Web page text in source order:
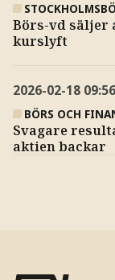
Börs-vd säljer
kurslyft
2026-02-18 09:56
BÖRS OCH
Svagare
aktien backar